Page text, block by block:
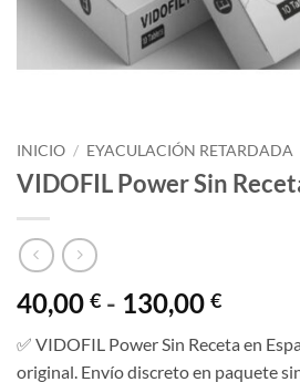
INICIO / EYACULACIÓN RETARDADA
VIDOFIL Power Sin
40,00 € - 130,00 €Rango
✅ VIDOFIL Power Sin Receta en
original. Envío discreto en paquete